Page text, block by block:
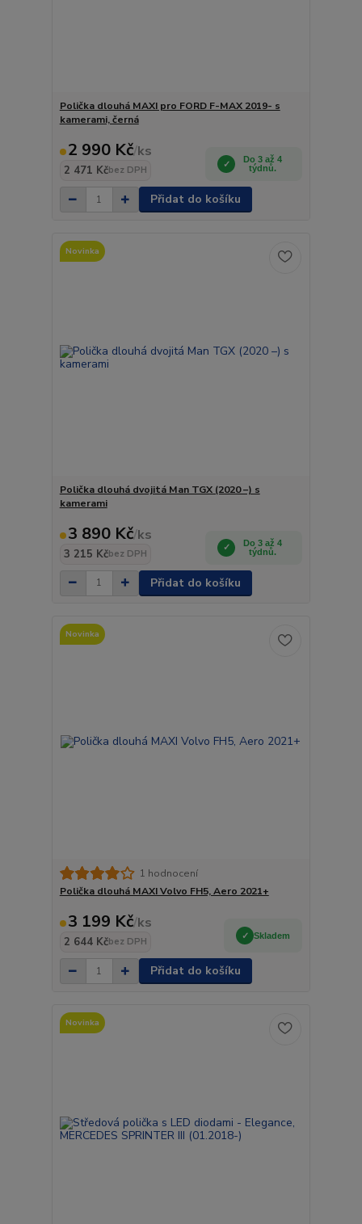
Polička dlouhá MAXI pro FORD F-MAX 2019- s
kamerami, černá
2 990 Kč/ks
2 471 Kčbez DPH
Do 3 až 4
týdnů.
Přidat do košíku
Novinka
Polička dlouhá dvojitá Man TGX (2020 –) s
kamerami
3 890 Kč/ks
3 215 Kčbez DPH
Do 3 až 4
týdnů.
Přidat do košíku
Novinka
1 hodnocení
Polička dlouhá MAXI Volvo FH5, Aero 2021+
3 199 Kč/ks
2 644 Kčbez DPH
Skladem
Přidat do košíku
Novinka